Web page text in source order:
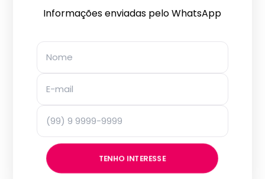
Informações enviadas pelo WhatsApp
TENHO INTERESSE